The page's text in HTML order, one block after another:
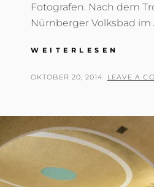
Fotografen. Nach dem
Nürnberger Volksbad im
WEITERLESEN
|
POSTED
OKTOBER 20, 2014 BY
T
A
S
LEAVE A